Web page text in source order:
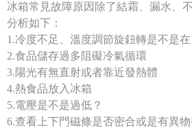
冰箱常見故障原因除了結霜、漏水、
分析如下：
1.冷度不足、溫度調節旋鈕轉是不是
2.食品儲存過多阻礙冷氣循環
3.陽光有無直射或者靠近發熱體
4.熱食品放入冰箱
5.電壓是不是過低？
6.查看上下門磁條是否密合或是有異